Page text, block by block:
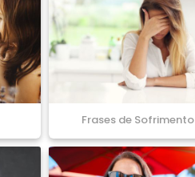
Frases de Sofrimento